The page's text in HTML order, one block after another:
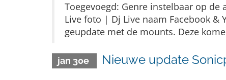
Toegevoegd: Genre instelbaar op
Live foto | Dj Live naam Facebook &
geupdate met de mounts. Deze
jan 30e Nieuwe update